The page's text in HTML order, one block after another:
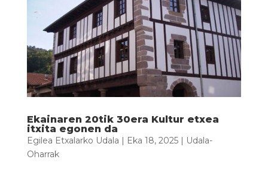
Ekainaren 20tik 30era Kultur etxea
itxita egonen da
Egilea Etxalarko Udala | Eka 18, 2025| Udala-
Oharrak